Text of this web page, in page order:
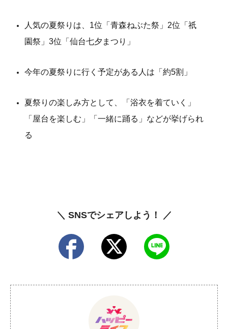
人気の夏祭りは、1位「青森ねぶた祭」2位「祇
園祭」3位「仙台七夕まつり」
今年の夏祭りに行く予定がある人は「約5割」
夏祭りの楽しみ方として、「浴衣を着ていく」
「屋台を楽しむ」「一緒に踊る」などが挙げられ
る
＼ SNSでシェアしよう！ ／